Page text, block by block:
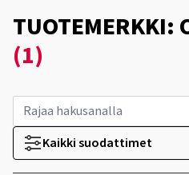
TUOTEMERKKI:
(1)
Kaikki suodattimet